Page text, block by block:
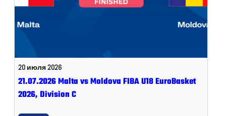
20 июля 2026
21.07.2026 Malta vs Moldova FIBA U18 EuroBasket
2026, Division C